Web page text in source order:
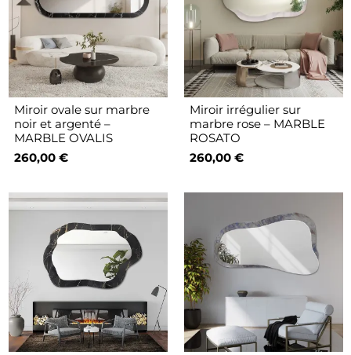
Miroir ovale sur marbre
noir et argenté –
MARBLE OVALIS
260,00 €
Miroir irrégulier sur
marbre rose – MARBLE
ROSATO
260,00 €